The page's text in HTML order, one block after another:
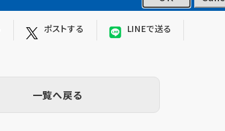
ポストする LINEで送る
一覧へ戻る